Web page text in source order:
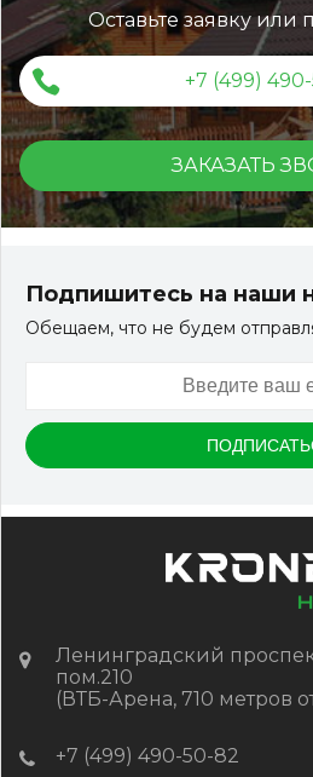
150*25*3000 мм.
КУПИТЬ
Инструкция
террасной
Оставьте заявку или
+7 (499)
ЗАКАЗАТЬ
Подпишитесь на наши
Обещаем, что не будем
Ленинградский
пом.210
(ВТБ-Арена, 710 метров
+7 (499) 490-50-82